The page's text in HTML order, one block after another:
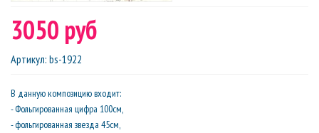
3050 руб
Артикул: bs-1922
В данную композицию входит:
- Фольгированная цифра 100см,
- фольгированная звезда 45см,